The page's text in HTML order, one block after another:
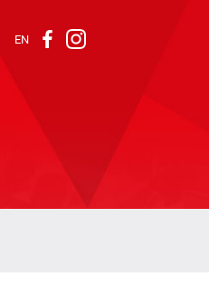
EN FacebookInstagram